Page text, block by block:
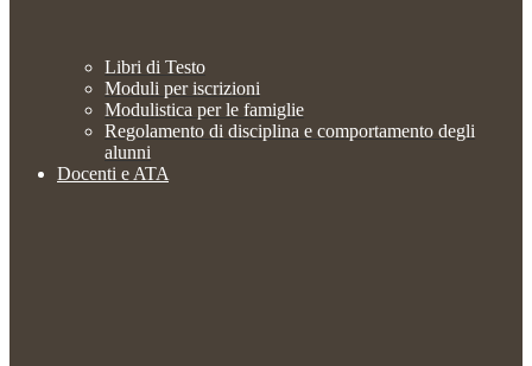
Libri di Testo
Moduli per iscrizioni
Modulistica per le famiglie
Regolamento di disciplina e comportamento degli
alunni
Docenti e ATA